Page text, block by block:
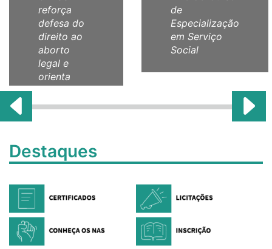
reforça
defesa do
direito ao
aborto
legal e
orienta
com Nota
de
Especialização
em Serviço
Social
Destaques